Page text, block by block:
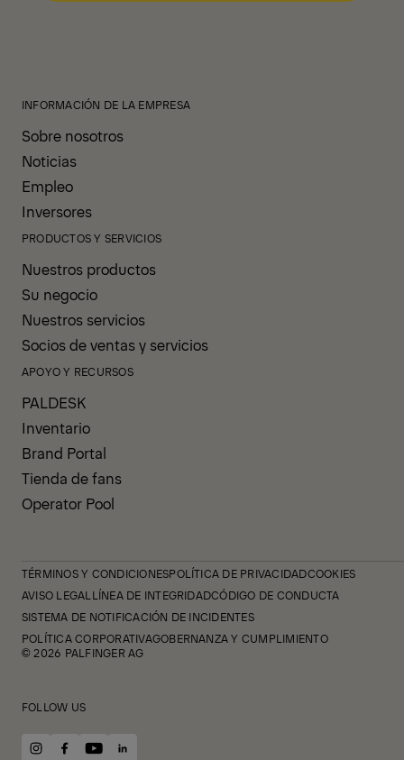
INFORMACIÓN DE LA EMPRESA
Sobre nosotros
Noticias
Empleo
Inversores
PRODUCTOS Y SERVICIOS
Nuestros productos
Su negocio
Nuestros servicios
Socios de ventas y servicios
APOYO Y RECURSOS
PALDESK
Inventario
Brand Portal
Tienda de fans
Operator Pool
TÉRMINOS Y CONDICIONESPOLÍTICA DE PRIVACIDADCOOKIES
AVISO LEGAL LÍNEA DE INTEGRIDADCÓDIGO DE CONDUCTA
SISTEMA DE NOTIFICACIÓN DE INCIDENTES
POLÍTICA CORPORATIVAGOBERNANZA Y CUMPLIMIENTO
© 2026 PALFINGER AG
FOLLOW US